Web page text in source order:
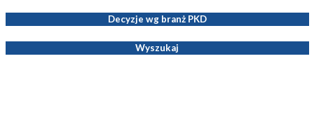
Decyzje wg branż PKD
Wyszukaj